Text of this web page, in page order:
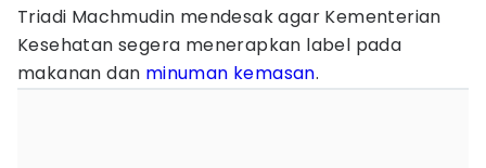
Triadi Machmudin mendesak agar Kementerian
Kesehatan segera menerapkan label pada
makanan dan minuman kemasan.